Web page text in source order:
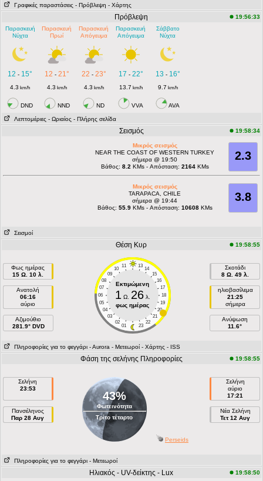
Γραφικές παραστάσεις - Πρόβλεψη - Χάρτης
Πρόβλεψη
19:56:33
Παρασκευή
Νύχτα
Παρασκευή
Πρωί
Παρασκευή
Απόγευμα
Παρασκευή
Απόγευμα
Σάββατο
Νύχτα
12 - 15° 12 - 21° 22 - 23° 17 - 22° 13 - 16°
4.3 km/h 4.3 km/h 4.3 km/h 13.7 km/h 9.7 km/h
DND NND ND VVA AVA
Λεπτομέριες - Ωριαίος - Πλήρης σελίδα
Σεισμός 19:58:34
2.3
Μικρός σεισμός
NEAR THE COAST OF WESTERN TURKEY
σήμερα @ 19:50
Βάθος: 8.2 KMs - Απόσταση: 2164KMs
3.8
Μικρός σεισμός
TARAPACA, CHILE
σήμερα @ 19:44
Βάθος: 55.9KMs - Απόσταση: 10608KMs
Σεισμοί
Θέση Κυρ 19:58:55
Φως ημέρας
15 Ω. 10 λ.
Ανατολή
06:16
αύριο
Aζιμούθιο
281.9° DVD
11 13
10
14
09
15
08
16
07
17
06
18
05
19
04
20
03
21
02
22
01 23
Εκτιμώμενη
1 Ω. 26λ.
φως ημέρας
Σκοτάδι
8 Ω. 49 λ.
ηλιοβασίλεμα
21:25
σήμερα
Ανύψωση
11.6°
Πληροφορίες για το φεγγάρι - Αυrora - Μετεωροί - Χάρτης - ISS
Φάση της σελήνης Πληροφορίες 19:58:55
Σελήνη
23:53
Πανσέληνος
Παρ 28 Αυγ
43%
Φωτεινότητα
Τρίτο τέταρτο
Σελήνη
αύριο
17:21
Νέα Σελήνη
Τετ 12 Αυγ
Perseids
Πληροφορίες για το φεγγάρι - Μετεωροί
Ηλιακός - UV-δείκτης - Lux 19:58:50